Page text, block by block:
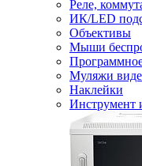
Реле,
ИК/LED
Объективы
Мыши
Муляжи
Наклейки
Инструмент